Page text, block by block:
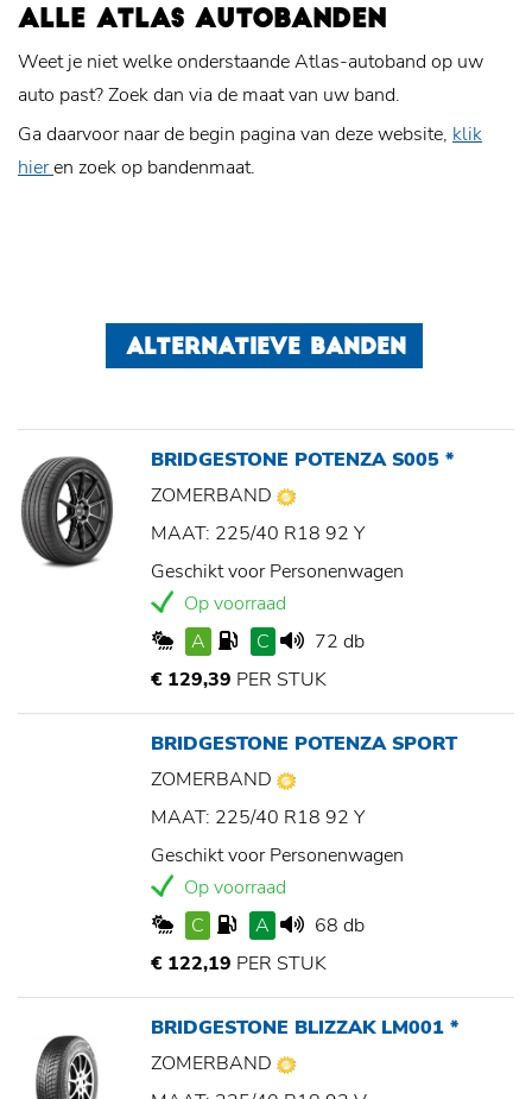
ALLE ATLAS AUTOBANDEN
Weet je niet welke onderstaande Atlas-autoband op uw
auto past? Zoek dan via de maat van uw band.
Ga daarvoor naar de begin pagina van deze website, klik
hieren zoek op bandenmaat.
ALTERNATIEVE BANDEN
BRIDGESTONE POTENZA S005 *
ZOMERBAND
MAAT: 225/40 R18 92 Y
Geschikt voor Personenwagen
Op voorraad
A
C
72 db
€ 129,39 PER STUK
BRIDGESTONE POTENZA SPORT
ZOMERBAND
MAAT: 225/40 R18 92 Y
Geschikt voor Personenwagen
Op voorraad
C
A
68 db
€ 122,19 PER STUK
BRIDGESTONE BLIZZAK LM001 *
ZOMERBAND